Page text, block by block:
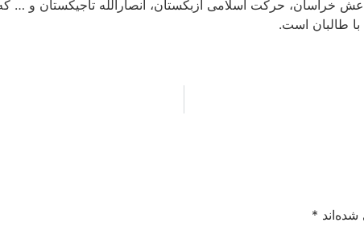
خراسان، حرکت اسلامی ازبکستان، انصارالله تاجیکستان و …
طالبان است.
*